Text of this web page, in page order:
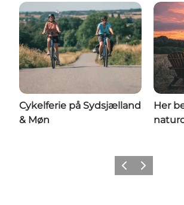
Cykelferie på Sydsjælland
& Møn
Her
ForrigeNæste